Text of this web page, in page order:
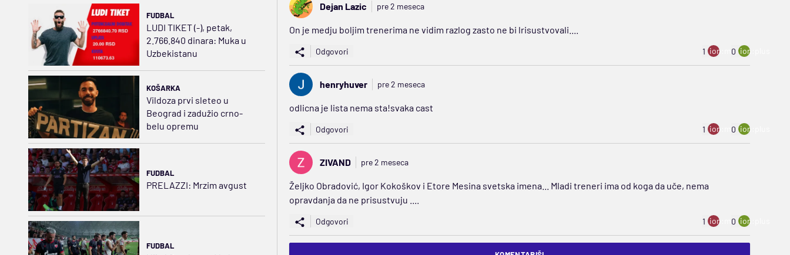
FUDBAL
LUDI TIKET (-), petak,
2.766.840 dinara: Muka u
Uzbekistanu
KOŠARKA
Vildoza prvi sleteo u
Beograd i zadužio crno-
belu opremu
FUDBAL
PRELAZZI: Mrzim avgust
FUDBAL
Dejan Lazic pre 2 meseca
On je medju boljim trenerima ne vidim razlog zasto ne bi lrisustvovali....
Odgovori 1 ion:minus
0 ion:plus
henryhuver pre 2 meseca
odlicna je lista nema sta!svaka cast
Odgovori 1 ion:minus
0 ion:plus
ZIVAND pre 2 meseca
Željko Obradović, Igor Kokoškov i Etore Mesina svetska imena... Mladi treneri ima od koga da uče, nema
opravdanja da ne prisustvuju ....
Odgovori 1 ion:minus
0 ion:plus